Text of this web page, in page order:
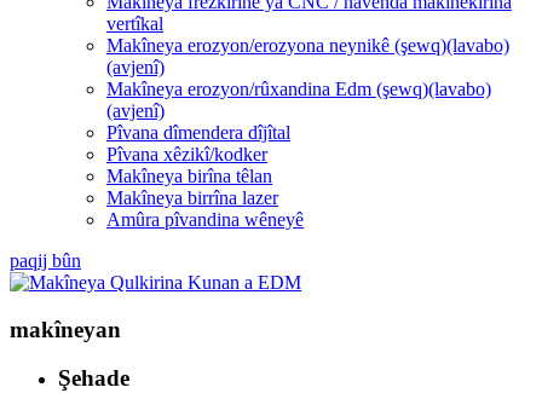
vertîkal
Makîneya erozyon/erozyona neynikê (şewq)(lavabo)
(avjenî)
Makîneya erozyon/rûxandina Edm (şewq)(lavabo)
(avjenî)
Pîvana dîmendera dîjîtal
Pîvana xêzikî/kodker
Makîneya birîna têlan
Makîneya birrîna lazer
Amûra pîvandina wêneyê
paqij bûn
makîneyan
Şehade